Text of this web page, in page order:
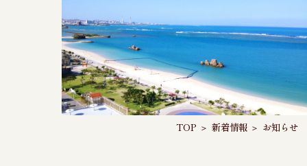
TOP ＞ 新着情報 ＞ お知らせ